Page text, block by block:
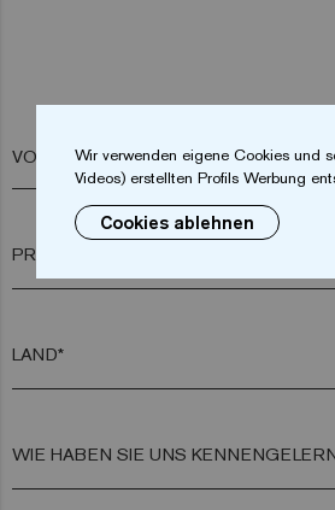
VORNAME*Wir verwenden eigene Cookies und
Videos) erstellten Profils Werbung
Cookies ablehnen